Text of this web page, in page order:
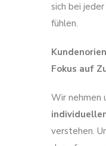
sich bei
fühlen.
Fokus auf
Wir nehmen
verstehen.